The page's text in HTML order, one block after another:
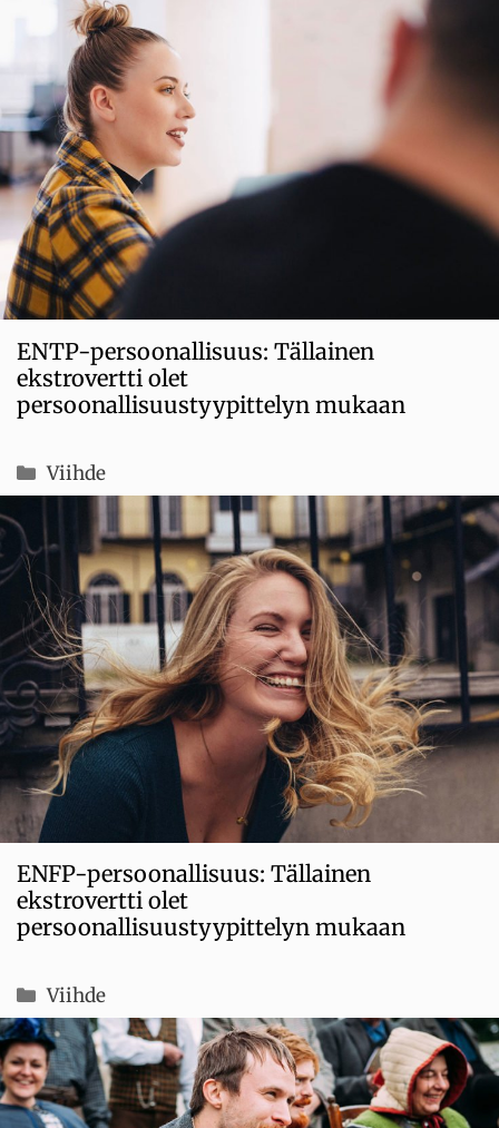
ENTP-persoonallisuus: Tällainen
ekstrovertti olet
persoonallisuustyypittelyn mukaan
Kategoriat
Viihde
ENFP-persoonallisuus: Tällainen
ekstrovertti olet
persoonallisuustyypittelyn mukaan
Kategoriat
Viihde